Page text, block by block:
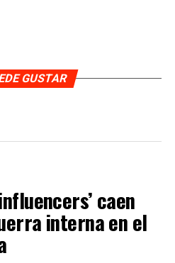
GUSTAR
caen
interna en el